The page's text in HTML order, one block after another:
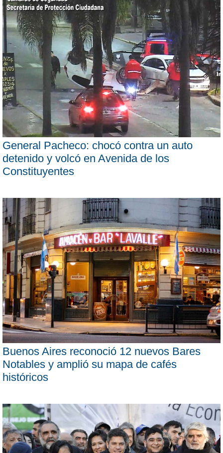
General Pacheco: chocó contra un auto
detenido y volcó en Avenida de los
Constituyentes
Buenos Aires reconoció 12 nuevos Bares
Notables y amplió su mapa de cafés
históricos